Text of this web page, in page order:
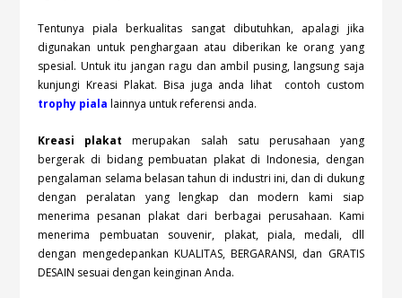
Tentunya piala berkualitas sangat dibutuhkan, apalagi jika
digunakan untuk penghargaan atau diberikan ke orang yang
spesial. Untuk itu jangan ragu dan ambil pusing, langsung saja
kunjungi Kreasi Plakat. Bisa juga anda lihat contoh custom
trophy piala lainnya untuk referensi anda.
Kreasi plakat merupakan salah satu perusahaan yang
bergerak di bidang pembuatan plakat di Indonesia, dengan
pengalaman selama belasan tahun di industri ini, dan di dukung
dengan peralatan yang lengkap dan modern kami siap
menerima pesanan plakat dari berbagai perusahaan. Kami
menerima pembuatan souvenir, plakat, piala, medali, dll
dengan mengedepankan KUALITAS, BERGARANSI, dan GRATIS
DESAIN sesuai dengan keinginan Anda.